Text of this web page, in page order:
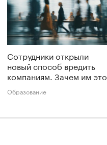
Сотрудники открыли
новый способ вредить
компаниям. Зачем им это
Образование